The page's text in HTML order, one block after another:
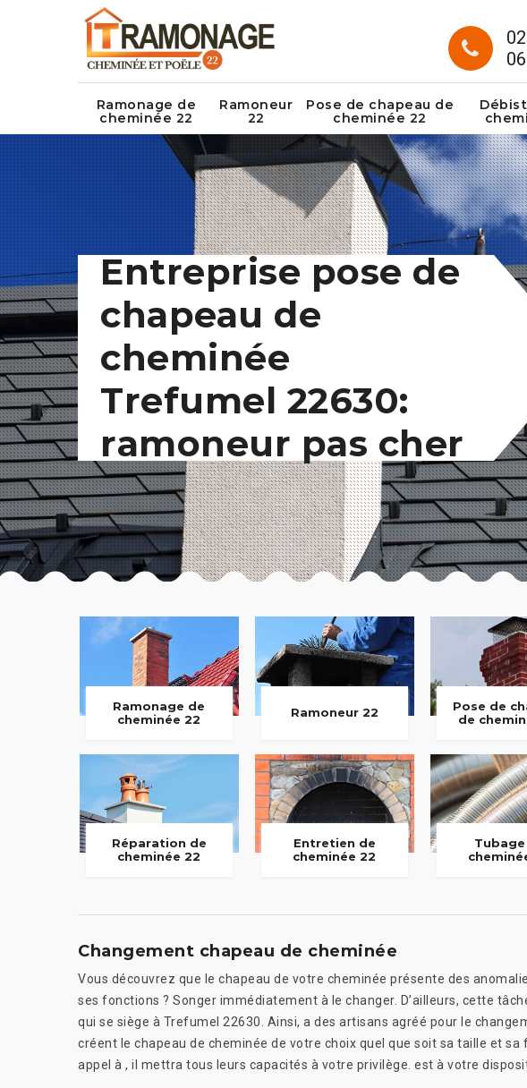
Ramonage de
cheminée 22
Ramoneur
22
Pose de chapeau de
cheminée 22
Entreprise pose de
chapeau de
cheminée
Trefumel 22630:
ramoneur pas cher
Ramonage de
cheminée 22
Ramoneur 22
Pose de
de
Réparation de
cheminée 22
Entretien de
cheminée 22
Changement chapeau de cheminée
Vous découvrez que le chapeau de votre cheminée présente des
ses fonctions ? Songer immédiatement à le changer. D’ailleurs, cette
qui se siège à Trefumel 22630. Ainsi, a des artisans agréé pour le
créent le chapeau de cheminée de votre choix quel que soit sa taille et
appel à , il mettra tous leurs capacités à votre privilège. est à votre